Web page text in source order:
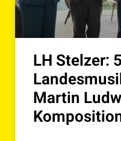
LH Stelzer:
Martin